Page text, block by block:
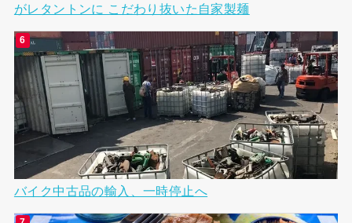
がレタントンに こだわり抜いた自家製麺
バイク中古品の輸入、一時停止へ